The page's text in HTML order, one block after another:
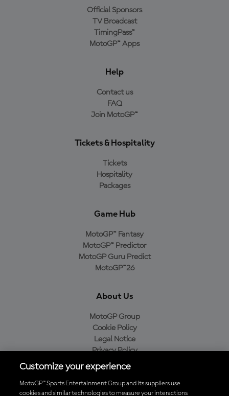
Official Sponsors
TV Broadcast
TimingPass™
MotoGP™ Apps
Help
Contact us
FAQ
Join MotoGP™
Tickets & Hospitality
Tickets
Hospitality
Packages
Game Hub
MotoGP™ Fantasy
MotoGP™ Predictor
MotoGP Guru Predict
MotoGP™26
About Us
MotoGP Group
Cookie Policy
Legal Notice
Privacy Policy
Purchase Policy
Customize your experience
MotoGP™ Sports Entertainment Group and its suppliers use
cookies and similar technologies to measure your interactions